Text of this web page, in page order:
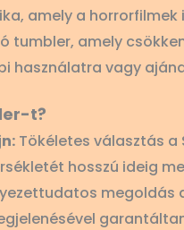
amely a
tumbler, amely
használatra vagy
t?
Tökéletes választás a
hosszú ideig
megoldás